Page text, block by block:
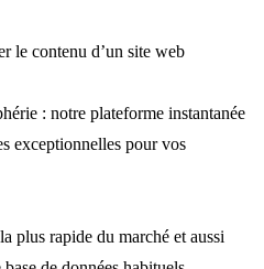
le contenu d’un site web
: notre plateforme instantanée
exceptionnelles pour vos
plus rapide du marché et aussi